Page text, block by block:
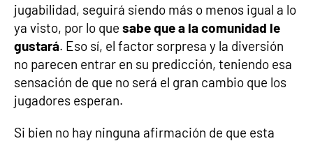
jugabilidad, seguirá siendo más o menos igual a lo
ya visto, por lo que sabe que a la comunidad le
gustará. Eso sí, el factor sorpresa y la diversión
no parecen entrar en su predicción, teniendo esa
sensación de que no será el gran cambio que los
jugadores esperan.
Si bien no hay ninguna afirmación de que esta